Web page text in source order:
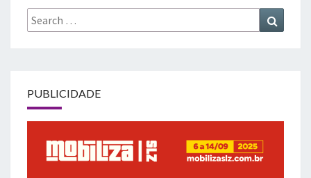
Search
for:
PUBLICIDADE